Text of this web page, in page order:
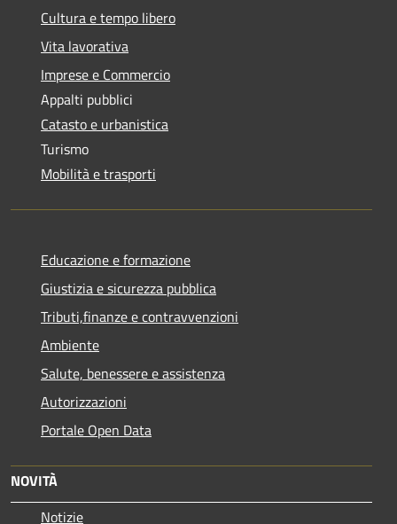
Cultura e tempo libero
Vita lavorativa
Imprese e Commercio
Appalti pubblici
Catasto e urbanistica
Turismo
Mobilità e trasporti
Educazione e formazione
Giustizia e sicurezza pubblica
Tributi,finanze e contravvenzioni
Ambiente
Salute, benessere e assistenza
Autorizzazioni
Portale Open Data
NOVITÀ
Notizie